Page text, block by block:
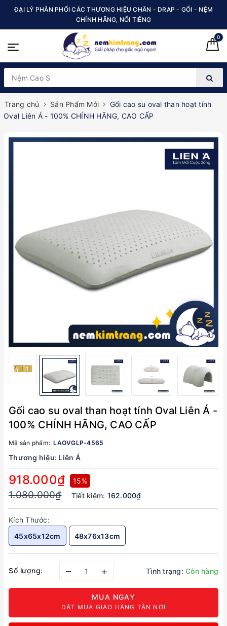
ĐẠI LÝ PHÂN PHỐI CÁC THƯƠNG HIỆU CHĂN - DRAP - GỐI - NỆM
CHÍNH HÃNG, NỔI TIẾNG
0
Trang chủ Sản Phẩm Mới
Gối cao su oval than hoạt tính
Oval Liên Á - 100% CHÍNH HÃNG, CAO CẤP
Gối cao su oval than hoạt tính Oval Liên Á -
100% CHÍNH HÃNG, CAO CẤP
Mã sản phẩm: LAOVGLP-4565
Thương hiệu: Liên Á
918.000₫ 15%
1.080.000₫ Tiết kiệm: 162.000₫
Kích Thước:
45x65x12cm
48x76x13cm
Số lượng: – + Tình trạng: Còn hàng
MUA NGAY
ĐẶT MUA GIAO HÀNG TẬN NƠI